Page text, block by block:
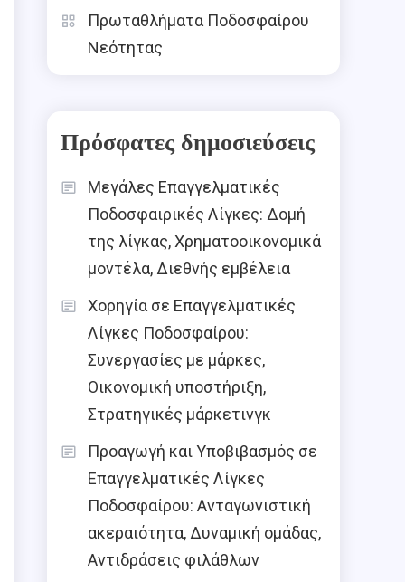
Πρωταθλήματα Ποδοσφαίρου
Νεότητας
Πρόσφατες δημοσιεύσεις
Μεγάλες Επαγγελματικές
Ποδοσφαιρικές Λίγκες: Δομή
της λίγκας, Χρηματοοικονομικά
μοντέλα, Διεθνής εμβέλεια
Χορηγία σε Επαγγελματικές
Λίγκες Ποδοσφαίρου:
Συνεργασίες με μάρκες,
Οικονομική υποστήριξη,
Στρατηγικές μάρκετινγκ
Προαγωγή και Υποβιβασμός σε
Επαγγελματικές Λίγκες
Ποδοσφαίρου: Ανταγωνιστική
ακεραιότητα, Δυναμική ομάδας,
Αντιδράσεις φιλάθλων